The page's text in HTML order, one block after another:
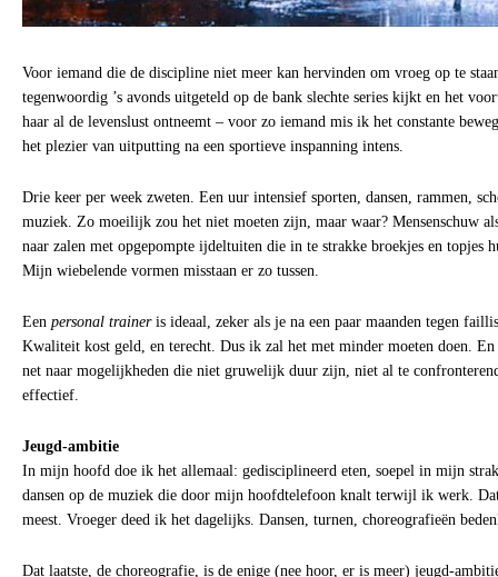
Voor iemand die de discipline niet meer kan hervinden om vroeg op te
tegenwoordig ’s avonds uitgeteld op de bank slechte series kijkt en het
haar al de levenslust ontneemt – voor zo iemand mis ik het constante
het plezier van uitputting na een sportieve inspanning intens.
Drie keer per week zweten. Een uur intensief sporten, dansen, rammen,
muziek. Zo moeilijk zou het niet moeten zijn, maar waar? Mensenschuw
naar zalen met opgepompte ijdeltuiten die in te strakke broekjes en topjes
Mijn wiebelende vormen misstaan er zo tussen.
Een personal traineris ideaal, zeker als je na een paar maanden tegen
Kwaliteit kost geld, en terecht. Dus ik zal het met minder moeten doen.
net naar mogelijkheden die niet gruwelijk duur zijn, niet al te
effectief.
Jeugd-ambitie
In mijn hoofd doe ik het allemaal: gedisciplineerd eten, soepel in mijn
dansen op de muziek die door mijn hoofdtelefoon knalt terwijl ik werk.
meest. Vroeger deed ik het dagelijks. Dansen, turnen, choreografieën
Dat laatste, de choreografie, is de enige (nee hoor, er is meer) jeugd-